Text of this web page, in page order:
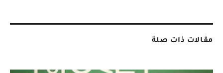
مقالات ذات صلة